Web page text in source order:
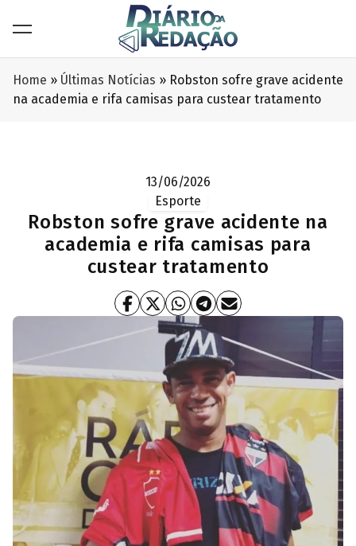
Home » Últimas Notícias » Robston sofre grave acidente
na academia e rifa camisas para custear tratamento
13/06/2026
Esporte
Robston sofre grave acidente na
academia e rifa camisas para
custear tratamento